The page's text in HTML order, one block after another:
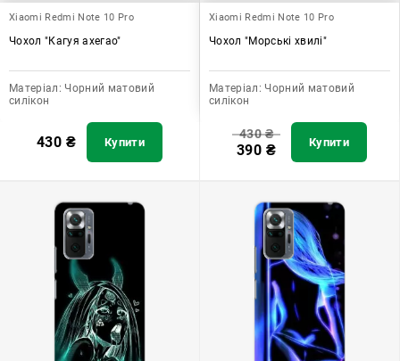
Xiaomi Redmi Note 10 Pro
Чохол "Кагуя ахегао"
Матеріал: Чорний матовий
силікон
430 ₴ Купити
Xiaomi Redmi Note 10 Pro
Чохол "Морські хвилі"
Матеріал: Чорний матовий
силікон
430₴
390 ₴ Купити